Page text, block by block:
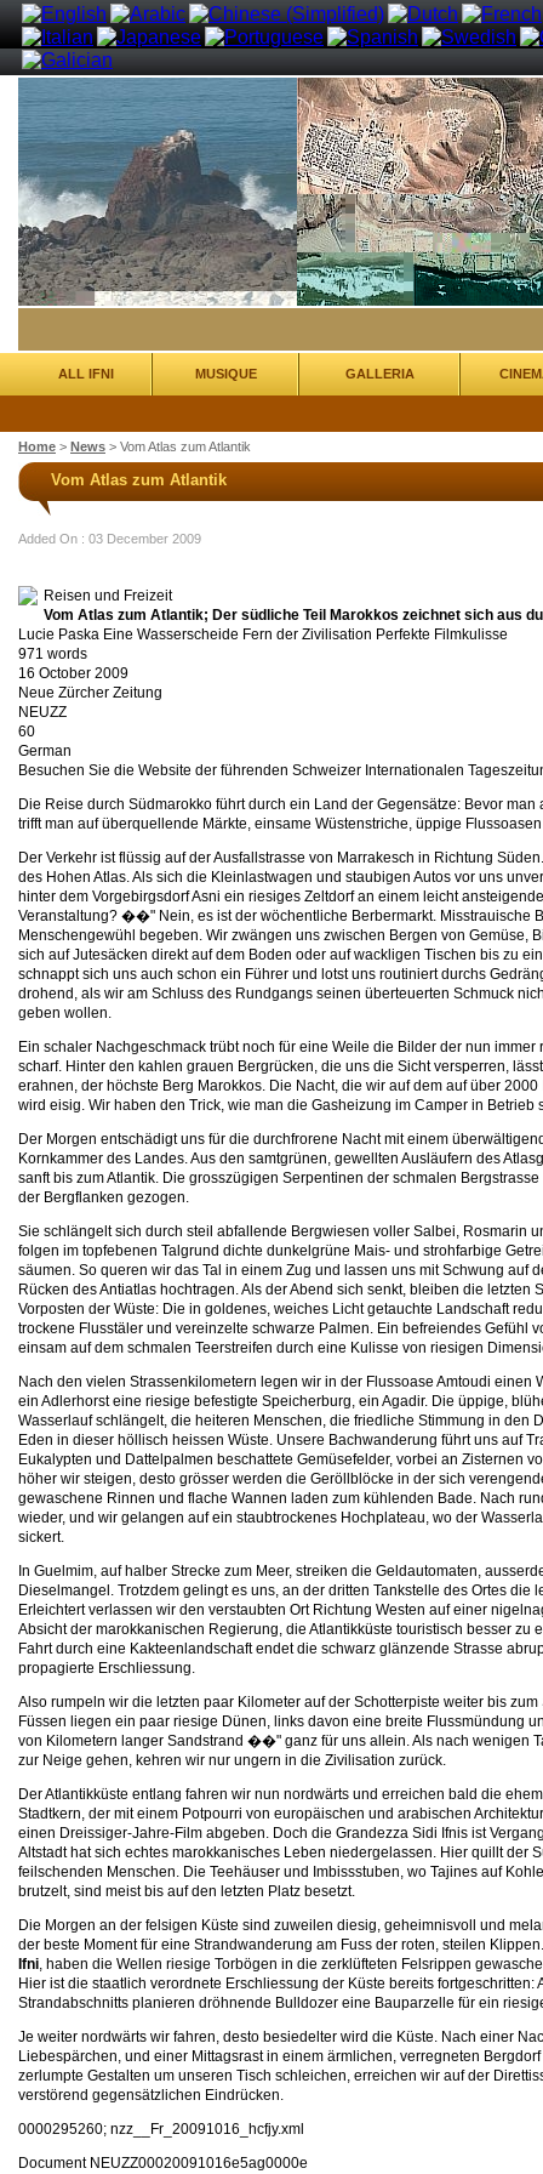
ALL IFNI MUSIQUE GALLERIA
Home > News > Vom Atlas zum Atlantik
Vom Atlas zum Atlantik
Added On : 03 December 2009
Reisen und Freizeit
Vom Atlas zum Atlantik; Der südliche Teil Marokkos zeichnet sich aus
Lucie Paska Eine Wasserscheide Fern der Zivilisation Perfekte Filmkulisse
971 words
16 October 2009
Neue Zürcher Zeitung
NEUZZ
60
German
Besuchen Sie die Website der führenden Schweizer Internationalen
Die Reise durch Südmarokko führt durch ein Land der Gegensätze: Bevor
trifft man auf überquellende Märkte, einsame Wüstenstriche, üppige
Der Verkehr ist flüssig auf der Ausfallstrasse von Marrakesch in Richtung
des Hohen Atlas. Als sich die Kleinlastwagen und staubigen Autos vor uns
hinter dem Vorgebirgsdorf Asni ein riesiges Zeltdorf an einem leicht
Veranstaltung? ��" Nein, es ist der wöchentliche Berbermarkt. Misstrauische
Menschengewühl begeben. Wir zwängen uns zwischen Bergen von Gemüse,
sich auf Jutesäcken direkt auf dem Boden oder auf wackligen Tischen bis zu
schnappt sich uns auch schon ein Führer und lotst uns routiniert durchs
drohend, als wir am Schluss des Rundgangs seinen überteuerten Schmuck
geben wollen.
Ein schaler Nachgeschmack trübt noch für eine Weile die Bilder der nun
scharf. Hinter den kahlen grauen Bergrücken, die uns die Sicht versperren,
erahnen, der höchste Berg Marokkos. Die Nacht, die wir auf dem auf über
wird eisig. Wir haben den Trick, wie man die Gasheizung im Camper in Betrieb
Der Morgen entschädigt uns für die durchfrorene Nacht mit einem
Kornkammer des Landes. Aus den samtgrünen, gewellten Ausläufern des
sanft bis zum Atlantik. Die grosszügigen Serpentinen der schmalen
der Bergflanken gezogen.
Sie schlängelt sich durch steil abfallende Bergwiesen voller Salbei, Rosmarin
folgen im topfebenen Talgrund dichte dunkelgrüne Mais- und strohfarbige
säumen. So queren wir das Tal in einem Zug und lassen uns mit Schwung auf
Rücken des Antiatlas hochtragen. Als der Abend sich senkt, bleiben die
Vorposten der Wüste: Die in goldenes, weiches Licht getauchte Landschaft
trockene Flusstäler und vereinzelte schwarze Palmen. Ein befreiendes Gefühl
einsam auf dem schmalen Teerstreifen durch eine Kulisse von riesigen
Nach den vielen Strassenkilometern legen wir in der Flussoase Amtoudi einen
ein Adlerhorst eine riesige befestigte Speicherburg, ein Agadir. Die üppige,
Wasserlauf schlängelt, die heiteren Menschen, die friedliche Stimmung in
Eden in dieser höllisch heissen Wüste. Unsere Bachwanderung führt uns auf
Eukalypten und Dattelpalmen beschattete Gemüsefelder, vorbei an Zisternen
höher wir steigen, desto grösser werden die Geröllblöcke in der sich
gewaschene Rinnen und flache Wannen laden zum kühlenden Bade. Nach
wieder, und wir gelangen auf ein staubtrockenes Hochplateau, wo der
sickert.
In Guelmim, auf halber Strecke zum Meer, streiken die Geldautomaten,
Dieselmangel. Trotzdem gelingt es uns, an der dritten Tankstelle des Ortes die
Erleichtert verlassen wir den verstaubten Ort Richtung Westen auf einer
Absicht der marokkanischen Regierung, die Atlantikküste touristisch besser zu
Fahrt durch eine Kakteenlandschaft endet die schwarz glänzende Strasse
propagierte Erschliessung.
Also rumpeln wir die letzten paar Kilometer auf der Schotterpiste weiter bis
Füssen liegen ein paar riesige Dünen, links davon eine breite Flussmündung
von Kilometern langer Sandstrand ��" ganz für uns allein. Als nach wenigen
zur Neige gehen, kehren wir nur ungern in die Zivilisation zurück.
Der Atlantikküste entlang fahren wir nun nordwärts und erreichen bald die
Stadtkern, der mit einem Potpourri von europäischen und arabischen
einen Dreissiger-Jahre-Film abgeben. Doch die Grandezza Sidi Ifnis ist
Altstadt hat sich echtes marokkanisches Leben niedergelassen. Hier quillt der
feilschenden Menschen. Die Teehäuser und Imbissstuben, wo Tajines auf
brutzelt, sind meist bis auf den letzten Platz besetzt.
Die Morgen an der felsigen Küste sind zuweilen diesig, geheimnisvoll und
der beste Moment für eine Strandwanderung am Fuss der roten, steilen
Ifni, haben die Wellen riesige Torbögen in die zerklüfteten Felsrippen
Hier ist die staatlich verordnete Erschliessung der Küste bereits
Strandabschnitts planieren dröhnende Bulldozer eine Bauparzelle für ein
Je weiter nordwärts wir fahren, desto besiedelter wird die Küste. Nach einer
Liebespärchen, und einer Mittagsrast in einem ärmlichen, verregneten
zerlumpte Gestalten um unseren Tisch schleichen, erreichen wir auf der
verstörend gegensätzlichen Eindrücken.
0000295260; nzz__Fr_20091016_hcfjy.xml
Document NEUZZ00020091016e5ag0000e